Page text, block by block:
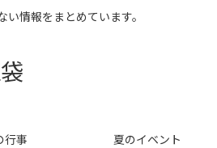
情報をまとめています。
行事 夏のイベント